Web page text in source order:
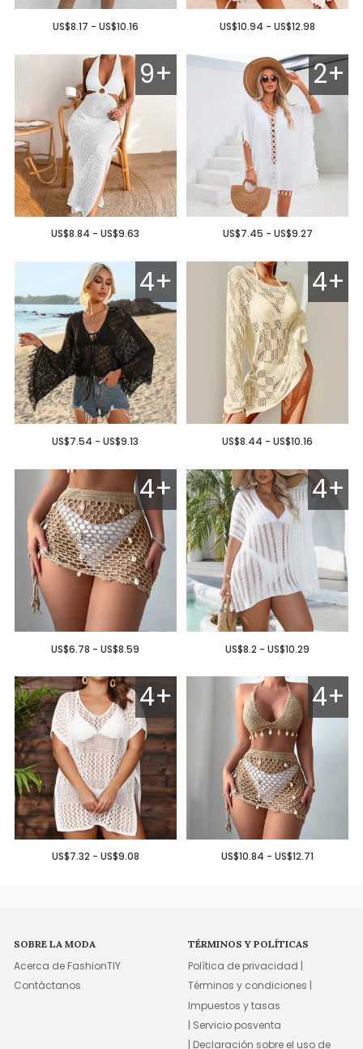
US$8.17 - US$10.16 US$10.94 - US$12.98
9+
US$8.84 - US$9.63
2+
US$7.45 - US$9.27
4+
US$7.54 - US$9.13
4+
US$8.44 - US$10.16
4+
US$6.78 - US$8.59
4+
US$8.2 - US$10.29
4+
US$7.32 - US$9.08
4+
US$10.84 - US$12.71
SOBRE LA MODA
Acerca de FashionTIY
Contáctanos
TÉRMINOS Y POLÍTICAS
Política de privacidad |
Términos y condiciones |
Impuestos y tasas
| Servicio posventa
| Declaración sobre el uso de